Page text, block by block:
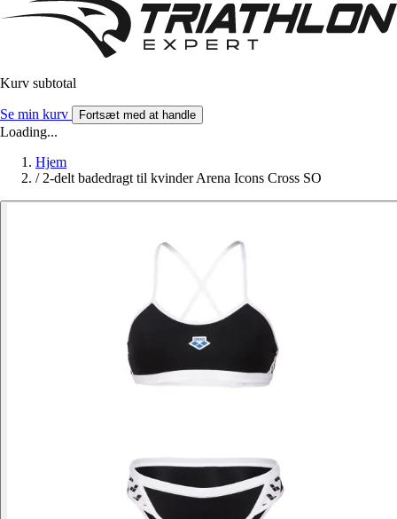
Kurv subtotal
Se min kurv Fortsæt med at handle
Loading...
Hjem
/ 2-delt badedragt til kvinder Arena Icons Cross SO